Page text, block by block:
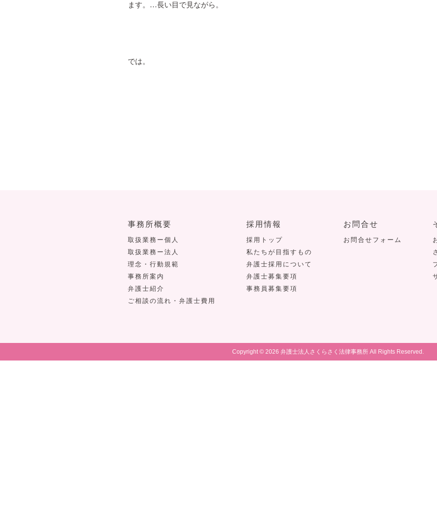
ます。…長い目で見ながら。
では。
事務所概要
取扱業務ー個人
取扱業務ー法人
理念・行動規範
事務所案内
弁護士紹介
ご相談の流れ・弁護士費用
採用情報
採用トップ
私たちが目指すもの
弁護士採用について
弁護士募集要項
事務員募集要項
お問合せ
お問合せフォーム
Copyright © 2026 弁護士法人さくらさく法律事務所 All Rights Reserved.